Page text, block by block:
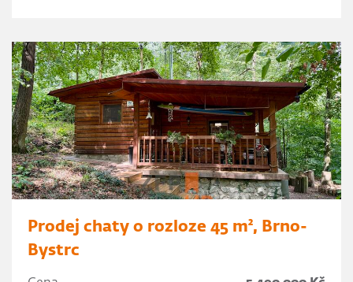
Prodej chaty o rozloze 45 m², Brno-
Bystrc